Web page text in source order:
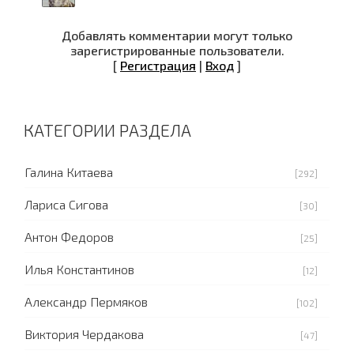
Добавлять комментарии могут только
зарегистрированные пользователи.
[ Регистрация | Вход ]
КАТЕГОРИИ РАЗДЕЛА
Галина Китаева [292]
Лариса Сигова [30]
Антон Федоров [25]
Илья Константинов [12]
Александр Пермяков [102]
Виктория Чердакова [47]